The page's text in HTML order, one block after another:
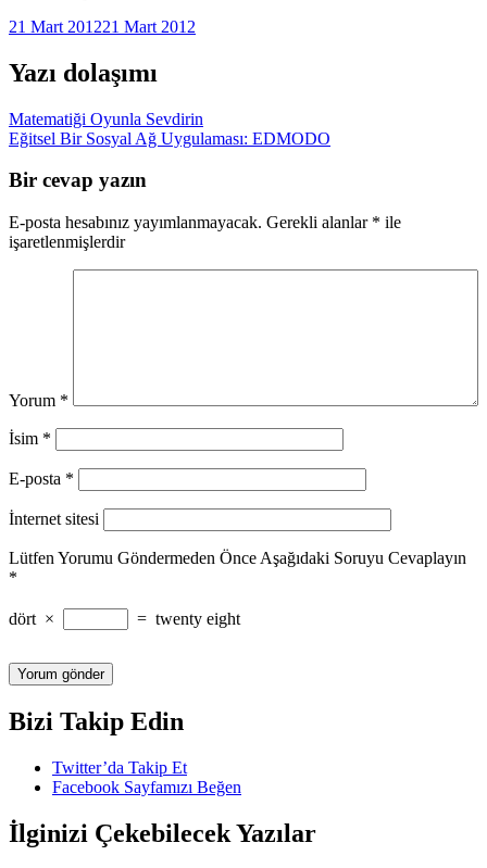
21 Mart 201221 Mart 2012
Yazı dolaşımı
Matematiği Oyunla Sevdirin
Eğitsel Bir Sosyal Ağ Uygulaması: EDMODO
Bir cevap yazın
E-posta hesabınız yayımlanmayacak. Gerekli alanlar * ile
işaretlenmişlerdir
Yorum *
İsim *
E-posta *
İnternet sitesi
Lütfen Yorumu Göndermeden Önce Aşağıdaki Soruyu Cevaplayın
*
dört × = twenty eight
Bizi Takip Edin
Twitter’da Takip Et
Facebook Sayfamızı Beğen
İlginizi Çekebilecek Yazılar